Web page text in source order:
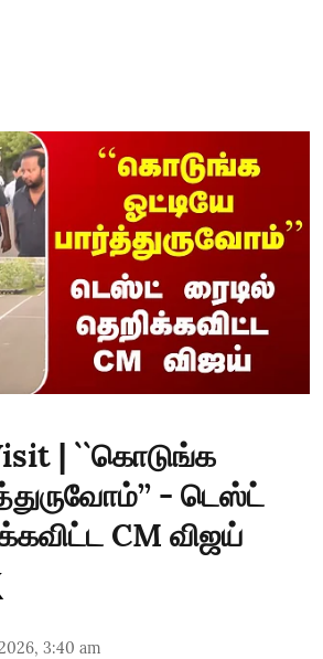
| ``கொடுங்க
- டெஸ்ட்
CM விஜய்
3:40 am